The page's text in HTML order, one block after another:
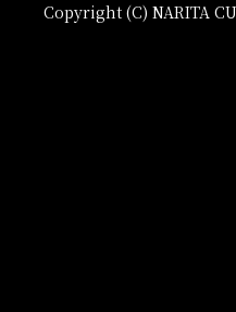
Copyright (C) NARITA